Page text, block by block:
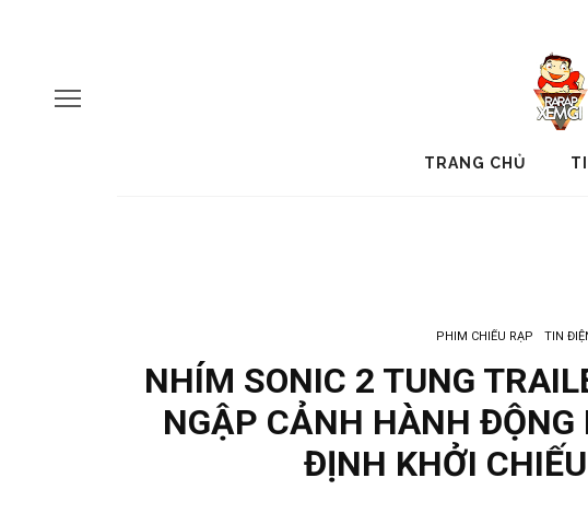
TRANG CHỦ
PHIM CHIẾU RẠP TIN
NHÍM SONIC 2 TUNG
NGẬP CẢNH HÀNH ĐỘNG
ĐỊNH KHỞI